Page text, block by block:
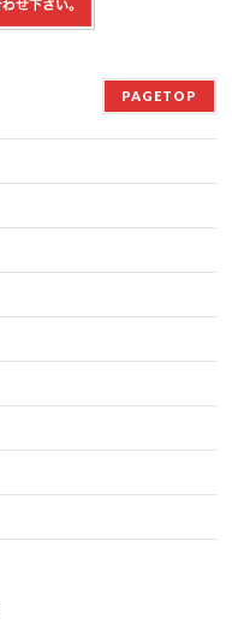
PAGETOP